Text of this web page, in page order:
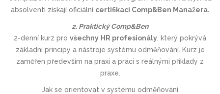
absolventi získají oficiální certifikaci Comp&Ben Manažera.
2. Praktický Comp&Ben
2-denní kurz pro všechny HR profesionály , který pokrývá
základní principy a nástroje systému odměňování. Kurz je
zaměřen především na praxi a práci s reálnými příklady z
praxe.
Jak se orientovat v systému odměňování